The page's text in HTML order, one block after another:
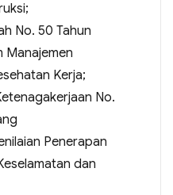
No. 50 Tahun
Manajemen
Kerja;
No.
Penerapan
dan